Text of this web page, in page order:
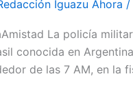
Iguazu Ahora /
La policía
conocida en
de las 7 AM, en la